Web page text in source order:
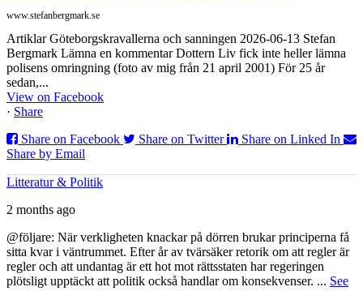
www.stefanbergmark.se
Artiklar Göteborgskravallerna och sanningen 2026-06-13 Stefan
Bergmark Lämna en kommentar Dottern Liv fick inte heller lämna
polisens omringning (foto av mig från 21 april 2001) För 25 år
sedan,...
View on Facebook
· Share
Share on Facebook
Share on Twitter
Share on Linked In
Share by Email
Litteratur & Politik
2 months ago
@följare: När verkligheten knackar på dörren brukar principerna få
sitta kvar i väntrummet. Efter år av tvärsäker retorik om att regler är
regler och att undantag är ett hot mot rättsstaten har regeringen
plötsligt upptäckt att politik också handlar om konsekvenser. ... See